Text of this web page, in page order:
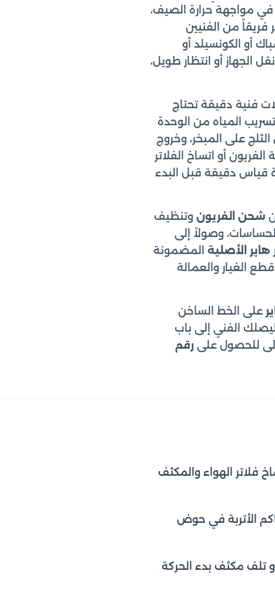
في مواجهة حرارة الصيف،
فريقاً من الفنيين
أو الكونسيلد أو
الجهاز أو انتظار طويل،
فنية دقيقة تحتاج
المياه من الوحدة
على المبخر، وخروج
أو اتساخ الفلاتر
قياس دقيقة قبل البدء
شحن الفريون وتنظيف
وصولاً إلى
الأصلية المضمونة
الغيار والعمالة
على الخط الساخن
وسنحدد لك موعداً مناسباً خلال 24 ساعة، ليصلك الفني إلى باب
للحصول على رقم
فلاتر الهواء والمكثف
الأتربة في حوض
تلف مكثف بدء الحركة